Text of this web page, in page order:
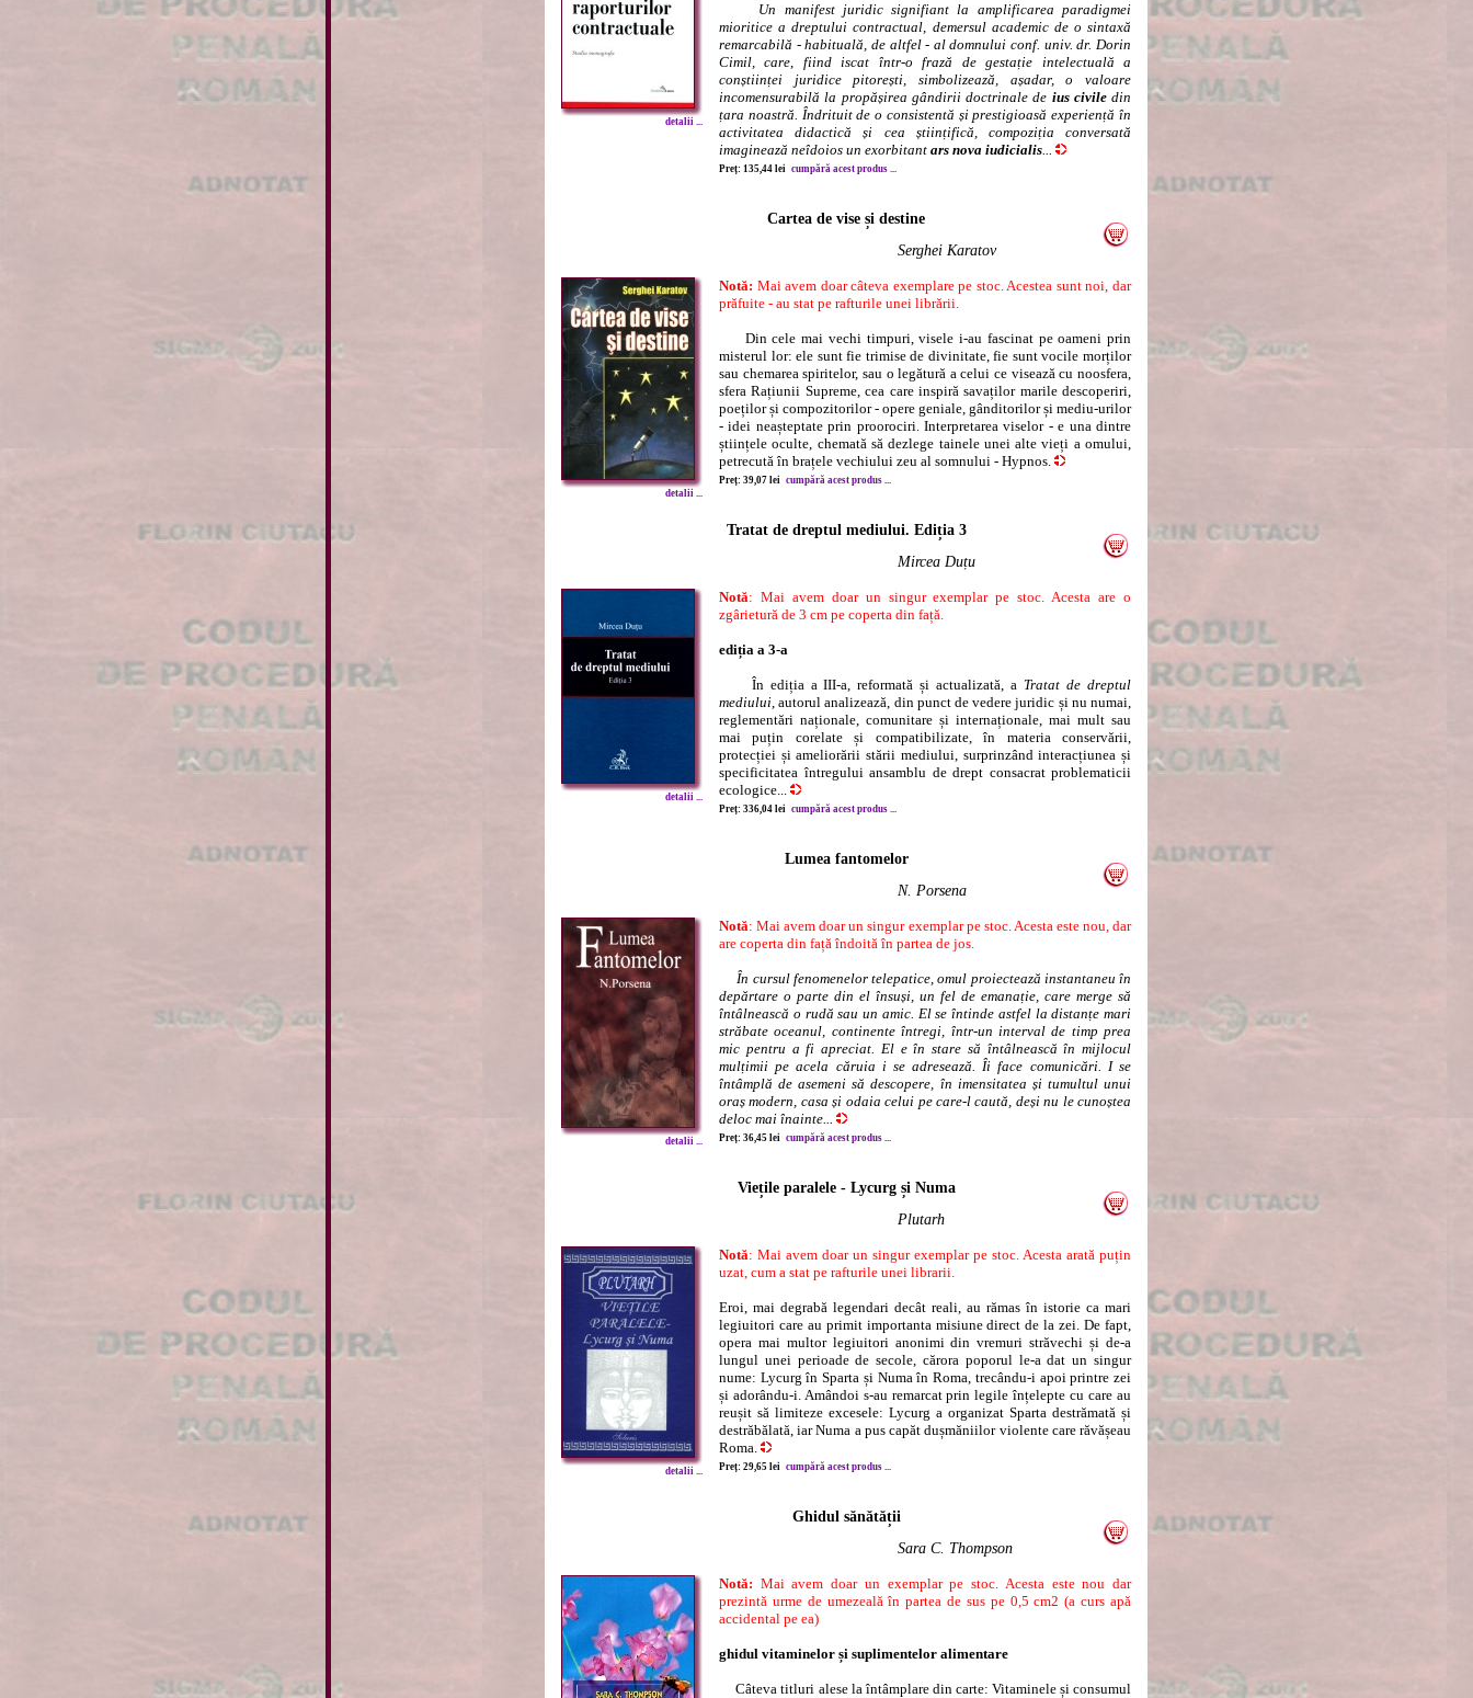
detalii ...
Un manifest juridic signifiant la amplificarea paradigmei
mioritice a dreptului contractual, demersul academic de o sintaxă
remarcabilă - habituală, de altfel - al domnului conf. univ. dr. Dorin
Cimil, care, fiind iscat într-o frază de gestație intelectuală a
conștiinței juridice pitorești, simbolizează, așadar, o valoare
incomensurabilă la propășirea gândirii doctrinale de ius civiledin
țara noastră. Îndrituit de o consistentă și prestigioasă experiență în
activitatea didactică și cea științifică, compoziția conversată
imaginează neîdoios un exorbitant ars nova iudicialis...
Preț: 135,44 lei cumpără acest produs ...
Cartea de vise și destine
Serghei Karatov
detalii ...
Notă: Mai avem doar câteva exemplare pe stoc. Acestea sunt noi, dar
prăfuite - au stat pe rafturile unei librării.
Din cele mai vechi timpuri, visele i-au fascinat pe oameni prin
misterul lor: ele sunt fie trimise de divinitate, fie sunt vocile morților
sau chemarea spiritelor, sau o legătură a celui ce visează cu noosfera,
sfera Rațiunii Supreme, cea care inspiră savaților marile descoperiri,
poeților și compozitorilor - opere geniale, gânditorilor și mediu-urilor
- idei neașteptate prin proorociri. Interpretarea viselor - e una dintre
științele oculte, chemată să dezlege tainele unei alte vieți a omului,
petrecută în brațele vechiului zeu al somnului - Hypnos.
Preț: 39,07 lei cumpără acest produs ...
Tratat de dreptul mediului. Ediția 3
Mircea Duțu
detalii ...
Notă: Mai avem doar un singur exemplar pe stoc. Acesta are o
zgârietură de 3 cm pe coperta din față.
ediția a 3-a
În ediția a III-a, reformată și actualizată, a Tratat de dreptul
mediului, autorul analizează, din punct de vedere juridic și nu numai,
reglementări naționale, comunitare și internaționale, mai mult sau
mai puțin corelate și compatibilizate, în materia conservării,
protecției și ameliorării stării mediului, surprinzând interacțiunea și
specificitatea întregului ansamblu de drept consacrat problematicii
ecologice...
Preț: 336,04 lei cumpără acest produs ...
Lumea fantomelor
N. Porsena
detalii ...
Notă: Mai avem doar un singur exemplar pe stoc. Acesta este nou, dar
are coperta din față îndoită în partea de jos.
În cursul fenomenelor telepatice, omul proiectează instantaneu în
depărtare o parte din el însuși, un fel de emanație, care merge să
întâlnească o rudă sau un amic. El se întinde astfel la distanțe mari
străbate oceanul, continente întregi, într-un interval de timp prea
mic pentru a fi apreciat. El e în stare să întâlnească în mijlocul
mulțimii pe acela căruia i se adresează. Îi face comunicări. I se
întâmplă de asemeni să descopere, în imensitatea și tumultul unui
oraș modern, casa și odaia celui pe care-l caută, deși nu le cunoștea
deloc mai înainte...
Preț: 36,45 lei cumpără acest produs ...
Viețile paralele - Lycurg și Numa
Plutarh
detalii ...
Notă: Mai avem doar un singur exemplar pe stoc. Acesta arată puțin
uzat, cum a stat pe rafturile unei librarii.
Eroi, mai degrabă legendari decât reali, au rămas în istorie ca mari
legiuitori care au primit importanta misiune direct de la zei. De fapt,
opera mai multor legiuitori anonimi din vremuri străvechi și de-a
lungul unei perioade de secole, cărora poporul le-a dat un singur
nume: Lycurg în Sparta și Numa în Roma, trecându-i apoi printre zei
și adorându-i. Amândoi s-au remarcat prin legile înțelepte cu care au
reușit să limiteze excesele: Lycurg a organizat Sparta destrămată și
destrăbălată, iar Numa a pus capăt dușmăniilor violente care răvășeau
Roma.
Preț: 29,65 lei cumpără acest produs ...
Ghidul sănătății
Sara C. Thompson
Notă: Mai avem doar un exemplar pe stoc. Acesta este nou dar
prezintă urme de umezeală în partea de sus pe 0,5 cm2 (a curs apă
accidental pe ea)
ghidul vitaminelor și suplimentelor alimentare
Câteva titluri alese la întâmplare din carte: Vitaminele și consumul